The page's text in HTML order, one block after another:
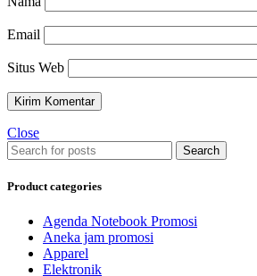
Email
Situs Web
Close
Search
Product categories
Agenda Notebook Promosi
Aneka jam promosi
Apparel
Elektronik